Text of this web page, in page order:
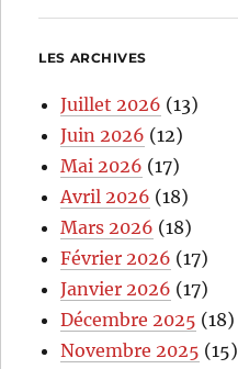
LES ARCHIVES
Juillet 2026 (13)
Juin 2026 (12)
Mai 2026 (17)
Avril 2026 (18)
Mars 2026 (18)
Février 2026 (17)
Janvier 2026 (17)
Décembre 2025 (18)
Novembre 2025 (15)